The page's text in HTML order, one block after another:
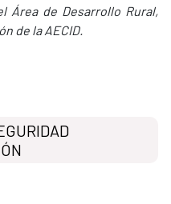
Área de Desarrollo Rural,
de la AECID.